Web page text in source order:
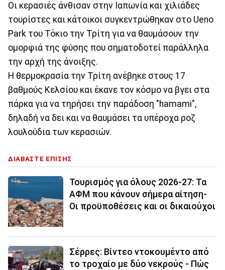
Οι κερασιές άνθισαν στην Ιαπωνία και χιλιάδες
τουρίστες και κάτοικοι συγκεντρώθηκαν στο Ueno
Park του Τόκιο την Τρίτη για να θαυμάσουν την
ομορφιά της φύσης που σηματοδοτεί παράλληλα
την αρχή της άνοιξης.
Η θερμοκρασία την Τρίτη ανέβηκε στους 17
βαθμούς Κελσίου και έκανε τον κόσμο να βγει στα
πάρκα για να τηρήσει την παράδοση "hamami",
δηλαδή να δει και να θαυμάσει τα υπέροχα ροζ
λουλούδια των κερασιών.
ΔΙΑΒΑΣΤΕ ΕΠΙΣΗΣ
Τουρισμός για όλους 2026-27: Τα
ΑΦΜ που κάνουν σήμερα αίτηση-
Οι προϋποθέσεις και οι δικαιούχοι
Σέρρες: Βίντεο ντοκουμέντο από
το τροχαίο με δύο νεκρούς - Πώς